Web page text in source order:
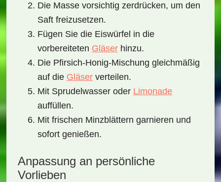
Die Masse vorsichtig zerdrücken, um den
Saft freizusetzen.
Fügen Sie die Eiswürfel in die
vorbereiteten Gläserhinzu.
Die Pfirsich-Honig-Mischung gleichmäßig
auf die Gläserverteilen.
Mit Sprudelwasser oder Limonade
auffüllen.
Mit frischen Minzblättern garnieren und
sofort genießen.
Anpassung an persönliche
Vorlieben